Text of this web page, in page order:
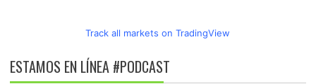
Track all markets on TradingView
ESTAMOS EN LÍNEA #PODCAST